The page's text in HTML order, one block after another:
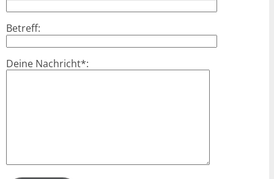
Betreff:
Deine Nachricht*: